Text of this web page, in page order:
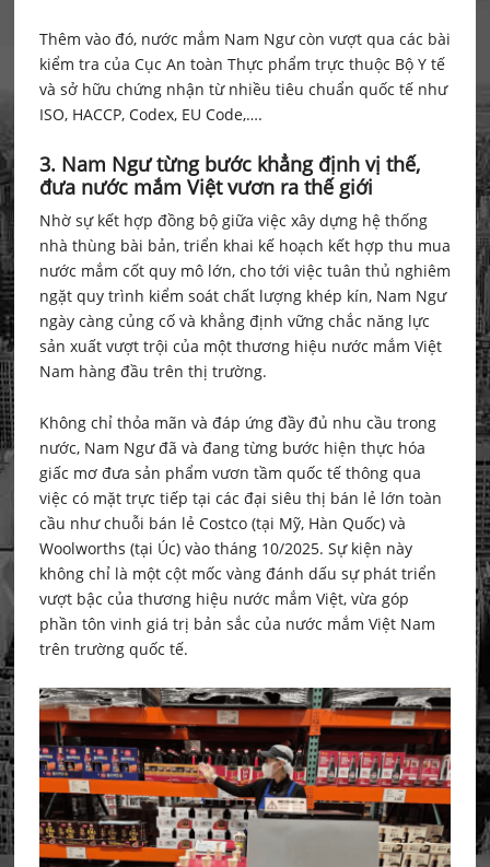
Thêm vào đó, nước mắm Nam Ngư còn vượt qua các bài
kiểm tra của Cục An toàn Thực phẩm trực thuộc Bộ Y tế
và sở hữu chứng nhận từ nhiều tiêu chuẩn quốc tế như
ISO, HACCP, Codex, EU Code,….
3. Nam Ngư từng bước khẳng định vị thế,
đưa nước mắm Việt vươn ra thế giới
Nhờ sự kết hợp đồng bộ giữa việc xây dựng hệ thống
nhà thùng bài bản, triển khai kế hoạch kết hợp thu mua
nước mắm cốt quy mô lớn, cho tới việc tuân thủ nghiêm
ngặt quy trình kiểm soát chất lượng khép kín, Nam Ngư
ngày càng củng cố và khẳng định vững chắc năng lực
sản xuất vượt trội của một thương hiệu nước mắm Việt
Nam hàng đầu trên thị trường.
Không chỉ thỏa mãn và đáp ứng đầy đủ nhu cầu trong
nước, Nam Ngư đã và đang từng bước hiện thực hóa
giấc mơ đưa sản phẩm vươn tầm quốc tế thông qua
việc có mặt trực tiếp tại các đại siêu thị bán lẻ lớn toàn
cầu như chuỗi bán lẻ Costco (tại Mỹ, Hàn Quốc) và
Woolworths (tại Úc) vào tháng 10/2025. Sự kiện này
không chỉ là một cột mốc vàng đánh dấu sự phát triển
vượt bậc của thương hiệu nước mắm Việt, vừa góp
phần tôn vinh giá trị bản sắc của nước mắm Việt Nam
trên trường quốc tế.